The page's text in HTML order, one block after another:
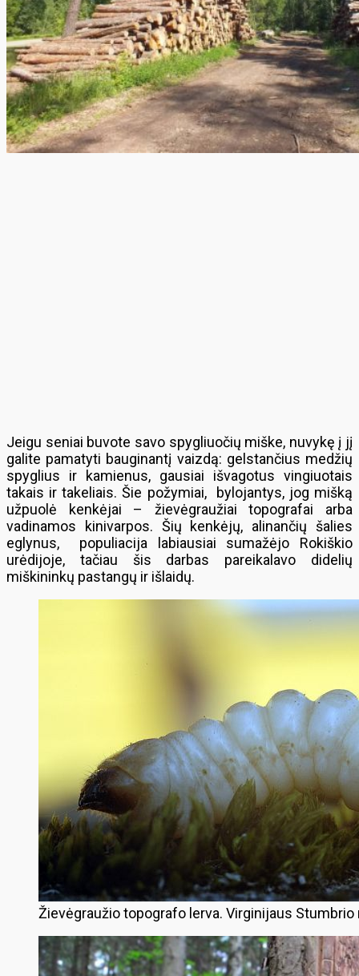
Jeigu seniai buvote savo spygliuočių miške, nuvykę į jį
galite pamatyti bauginantį vaizdą: gelstančius medžių
spyglius ir kamienus, gausiai išvagotus vingiuotais
takais ir takeliais. Šie požymiai, bylojantys, jog mišką
užpuolė kenkėjai – žievėgraužiai topografai arba
vadinamos kinivarpos. Šių kenkėjų, alinančių šalies
eglynus, populiacija labiausiai sumažėjo Rokiškio
urėdijoje, tačiau šis darbas pareikalavo didelių
miškininkų pastangų ir išlaidų.
Žievėgraužio topografo lerva. Virginijaus Stumbrio